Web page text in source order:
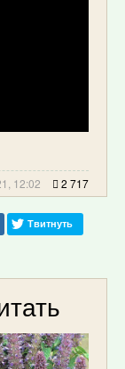
12:02 2 717
Твитнуть